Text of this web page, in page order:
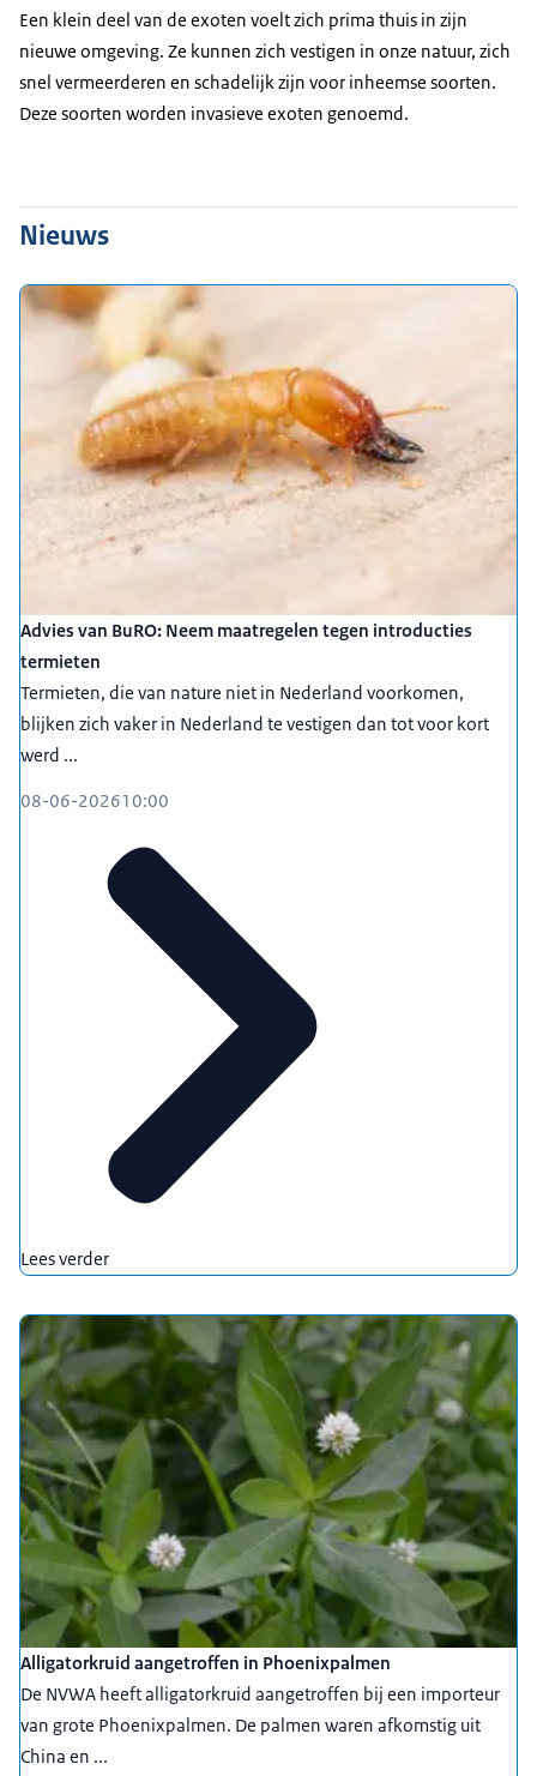
Een klein deel van de exoten voelt zich prima thuis in zijn
nieuwe omgeving. Ze kunnen zich vestigen in onze natuur, zich
snel vermeerderen en schadelijk zijn voor inheemse soorten.
Deze soorten worden invasieve exoten genoemd.
Nieuws
Advies van BuRO: Neem maatregelen tegen introducties
termieten
Termieten, die van nature niet in Nederland voorkomen,
blijken zich vaker in Nederland te vestigen dan tot voor kort
werd ...
08-06-202610:00
Lees verder
Alligatorkruid aangetroffen in Phoenixpalmen
De NVWA heeft alligatorkruid aangetroffen bij een importeur
van grote Phoenixpalmen. De palmen waren afkomstig uit
China en ...